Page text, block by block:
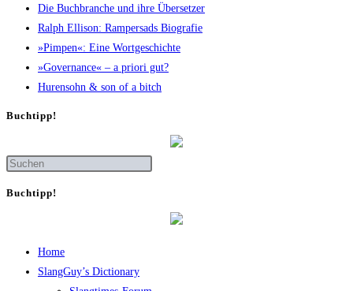
Die Buch­bran­che und ihre Übersetzer
Ralph Elli­son: Ram­pers­ads Biografie
»Pim­pen«: Eine Wortgeschichte
»Gover­nan­ce« – a prio­ri gut?
Huren­sohn & son of a bitch
Buch­tipp!
Buch­tipp!
Home
SlangGuy’s Dic­tion­a­ry